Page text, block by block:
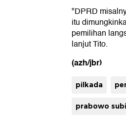
"DPRD
itu
pemilihan
lanjut Tito.
(azh/jbr)
pilkada
prabowo